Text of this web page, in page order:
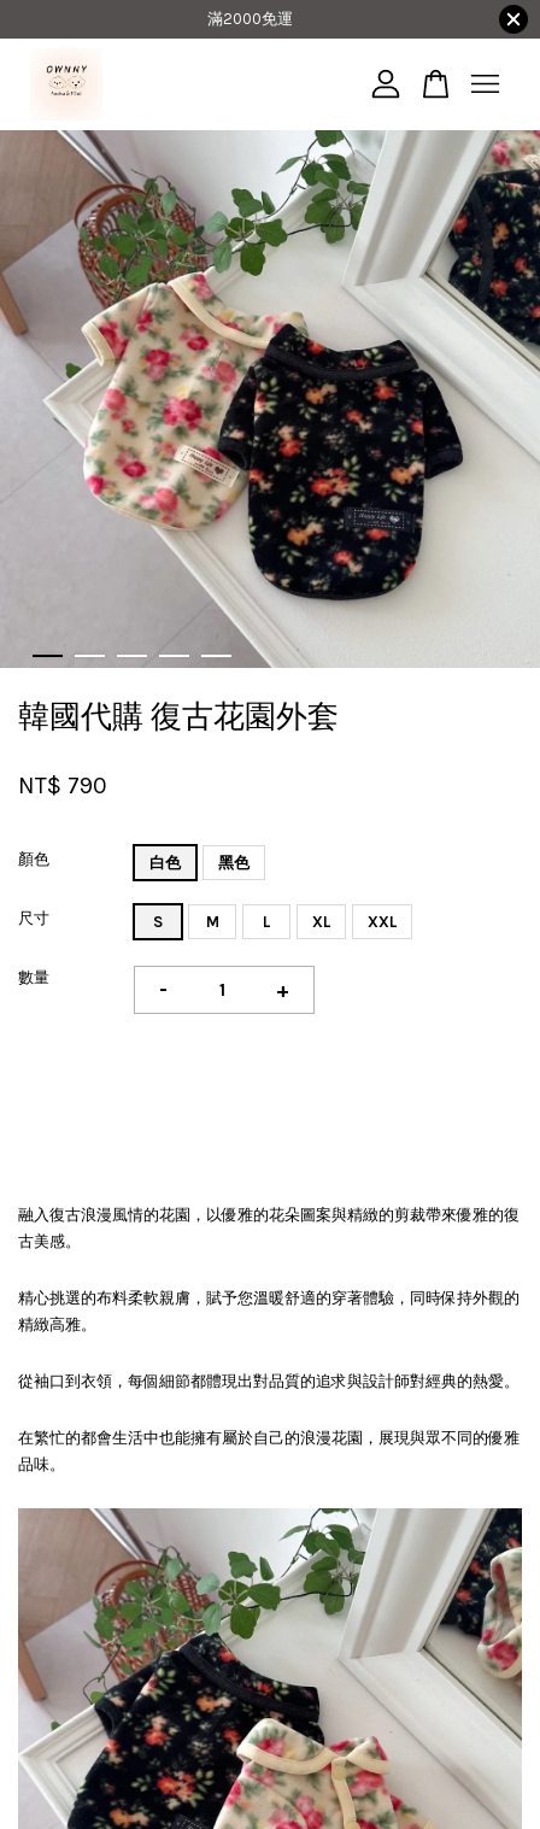
滿2000免運
韓國代購 復古花園外套
NT$ 790
顏色 白色 黑色
尺寸 S M L XL XXL
數量 - +
融入復古浪漫風情的花園， 以優雅的花朵圖案與精緻的剪裁帶來優雅的復
古美感。
精心挑選的布料柔軟親膚，賦予您溫暖舒適的穿著體驗，同時保持外觀的
精緻高雅。
從袖口到衣領，每個細節都體現出對品質的追求與設計師對經典的熱愛。
在繁忙的都會生活中也能擁有屬於自己的浪漫花園，展現與眾不同的優雅
品味。
您的購物車目前還是空的。
繼續購物